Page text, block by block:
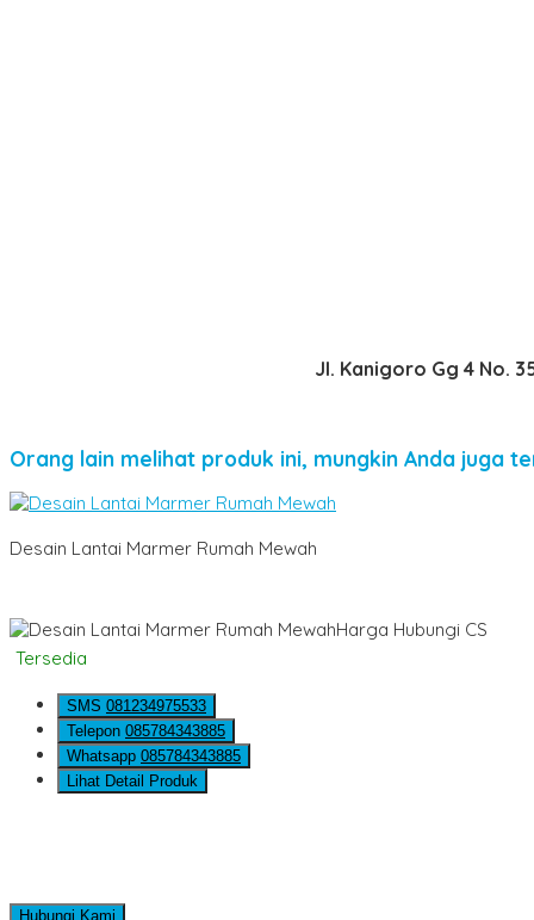
Jl. Kanigoro Gg 4 No.
Orang lain melihat produk ini, mungkin Anda juga
Desain Lantai Marmer Rumah Mewah
Harga Hubungi CS
Tersedia
SMS 081234975533
Telepon 085784343885
Whatsapp 085784343885
Lihat Detail Produk
Hubungi Kami